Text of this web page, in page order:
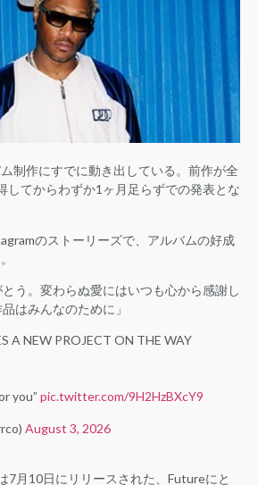
制作にすでに動き出している。前作が全
してからわずか1ヶ月足らずでの発表とな
のストーリーズで、アルバムの好成
とう。変わらぬ愛にはいつも心から感謝し
はみんなのために」
A NEW PROJECT ON THE WAY
you” pic.twitter.com/9H2HzBXcY9
August 3, 2026
7月10日にリリースされた、Futureにと